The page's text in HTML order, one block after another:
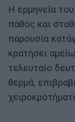
Η ερμηνεία
πάθος και
παρουσία
κρατήσει
τελευταίο
θερμά,